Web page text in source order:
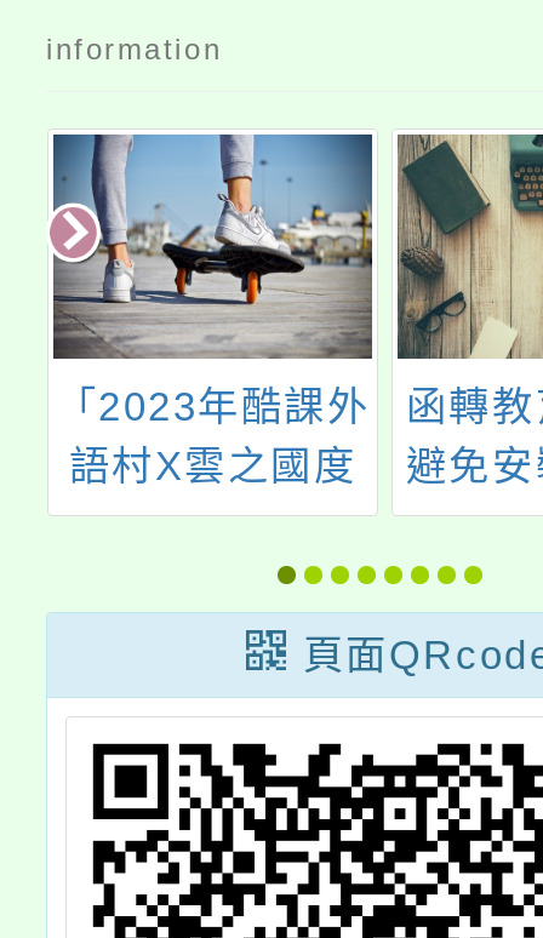
information
「2023年酷課外
語村X雲之國度
—環遊世界冬令
函轉
避免
具風
抖音
微博
百度
行動
頁面